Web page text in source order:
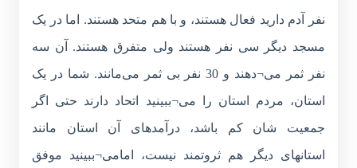
نفر آدم دارید فعال هستند، و با هم متحد هستند. اما در یک
مسجد دیگر سی نفر هستند ولی متفرق هستند. آن سه
نفر ثمر می¬دهند و 30 نفر بی ثمر می‌مانند. شما در یک
استان، مردم استان را می¬ببینید اتحاد دارند حتی اگر
جمعیت شان کم باشد، درآمدهای آن استان مانند
استانهای دیگر هم ثروتمند نیست، امامی¬ببینید موفق